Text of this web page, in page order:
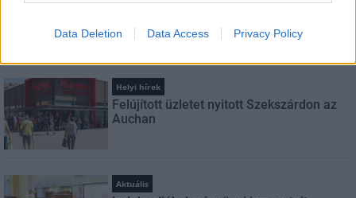
Data Deletion Data Access Privacy Policy
Helyi hírek
Felújított üzletet nyitott Szekszárdon az
Auchan
Aktuális